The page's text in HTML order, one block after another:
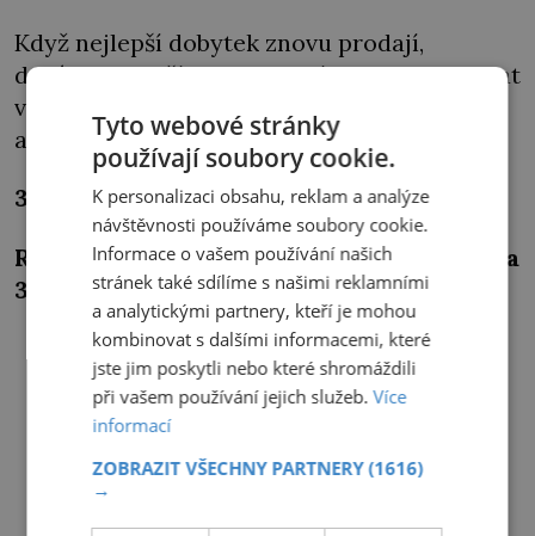
Když nejlepší dobytek znovu prodají,
dosáhnou dalšího zisku. Jiní se ale nakupovat
vůbec neobtěžují a s penězi prostě utečou,
aby je nemuseli vracet.
3. Sladovníci
Roku 1348 v Praze působí 287 sladovníků a
36 pivovarníků.
Tyto webové stránky
používají soubory cookie.
K personalizaci obsahu, reklam a analýze
návštěvnosti používáme soubory cookie.
Informace o vašem používání našich
stránek také sdílíme s našimi reklamními
a analytickými partnery, kteří je mohou
kombinovat s dalšími informacemi, které
jste jim poskytli nebo které shromáždili
při vašem používání jejich služeb.Více
informací
ZOBRAZIT VŠECHNY PARTNERY(1616)
→